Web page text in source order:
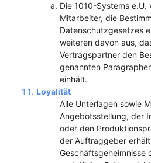
Die 1010-Systems
Mitarbeiter, die
Datenschutzgesetzes
weiteren davon aus,
Vertragspartner den
genannten
einhält.
Loyalität
Alle Unterlagen sowie
Angebotsstellung, der
oder den
der Auftraggeber
Geschäftsgeheimnisse